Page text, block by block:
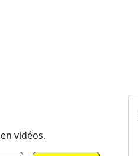
vidéos.